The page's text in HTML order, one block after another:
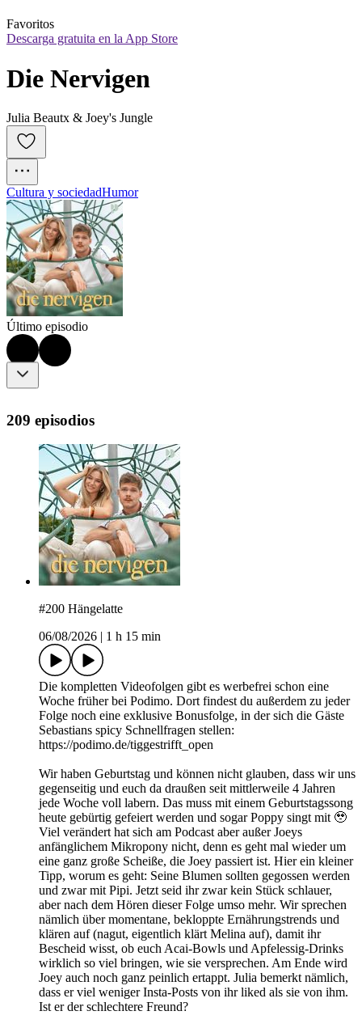
Favoritos
Descarga gratuita en la App Store
Die Nervigen
Julia Beautx & Joey's Jungle
Cultura y sociedadHumor
Último episodio
209 episodios
#200 Hängelatte
06/08/2026
1 h 15 min
Die kompletten Videofolgen gibt es werbefrei schon eine
Woche früher bei Podimo. Dort findest du außerdem zu jeder
Folge noch eine exklusive Bonusfolge, in der sich die Gäste
Sebastians spicy Schnellfragen stellen:
https://podimo.de/tiggestrifft_open
Wir haben Geburtstag und können nicht glauben, dass wir uns
gegenseitig und euch da draußen seit mittlerweile 4 Jahren
jede Woche voll labern. Das muss mit einem Geburtstagssong
heute gebürtig gefeiert werden und sogar Poppy singt mit 🥹
Viel verändert hat sich am Podcast aber außer Joeys
anfänglichem Mikropony nicht, denn es geht mal wieder um
eine ganz große Scheiße, die Joey passiert ist. Hier ein kleiner
Tipp, worum es geht: Seine Blumen sollten gegossen werden
und zwar mit Pipi. Jetzt seid ihr zwar kein Stück schlauer,
aber nach dem Hören dieser Folge umso mehr. Wir sprechen
nämlich über momentane, bekloppte Ernährungstrends und
klären auf (nagut, eigentlich klärt Melina auf), damit ihr
Bescheid wisst, ob euch Acai-Bowls und Apfelessig-Drinks
wirklich so viel bringen, wie sie versprechen. Am Ende wird
Joey auch noch ganz peinlich ertappt. Julia bemerkt nämlich,
dass er viel weniger Insta-Posts von ihr liked als sie von ihm.
Ist er der schlechtere Freund?